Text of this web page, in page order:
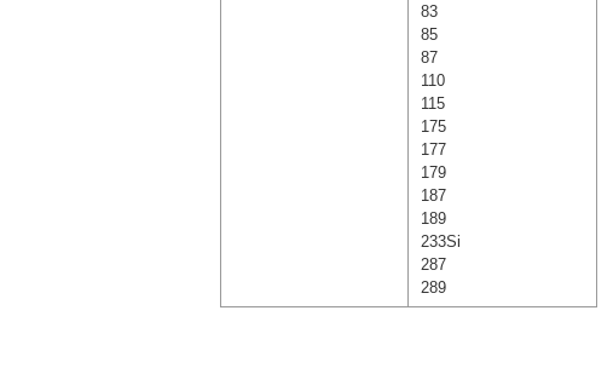
83
85
87
110
115
175
177
179
187
189
233Si
287
289